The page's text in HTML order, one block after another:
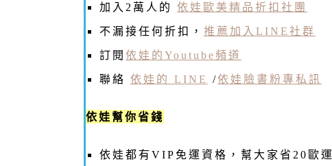
加入2萬人的 依娃歐美精品折扣社團
不漏接任何折扣， 推薦加入LINE社群
訂閱 依娃的Youtube頻道
聯絡 依娃的 LINE /依娃臉書粉專私訊
依娃幫你省錢
依娃都有VIP免運資格，幫大家省20歐運